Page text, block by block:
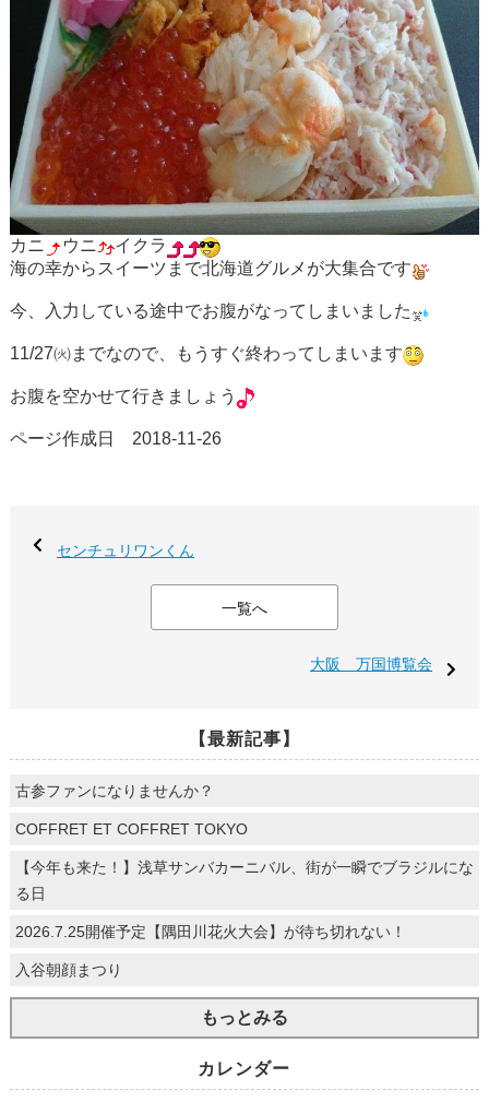
カニ ウニ
イクラ
海の幸からスイーツまで北海道グルメが大集合です
今、入力している途中でお腹がなってしまいました
11/27㈫までなので、もうすぐ終わってしまいます
お腹を空かせて行きましょう
ページ作成日 2018-11-26
センチュリワンくん
一覧へ
大阪 万国博覧会
【最新記事】
古参ファンになりませんか？
COFFRET ET COFFRET TOKYO
【今年も来た！】浅草サンバカーニバル、街が一瞬でブラジルにな
る日
2026.7.25開催予定【隅田川花火大会】が待ち切れない！
入谷朝顔まつり
もっとみる
カレンダー